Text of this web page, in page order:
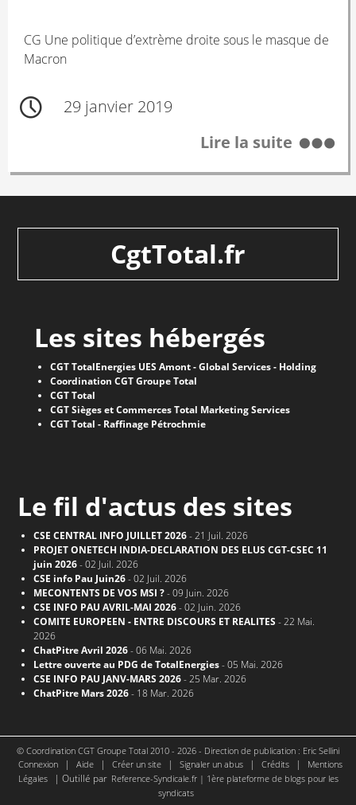
CG Une politique d’extrème droite sous le masque de
Macron
29 janvier 2019
Lire la suite
CgtTotal.fr
Les sites hébergés
CGT TotalEnergies UES Amont - Global Services - Holding
Coordination CGT Groupe Total
CGT Total
CGT Sièges et Commerces Total Marketing Services
CGT Total - Raffinage Pétrochmie
Le fil d'actus des sites
CSE CENTRAL INFO JUILLET 2026- 21 Juil. 2026
PROJET ONETECH INDIA-DECLARATION DES ELUS CGT-CSEC 11
juin 2026- 02 Juil. 2026
CSE info Pau Juin26- 02 Juil. 2026
MECONTENTS DE VOS MSI ?- 09 Juin. 2026
CSE INFO PAU AVRIL-MAI 2026- 02 Juin. 2026
COMITE EUROPEEN - ENTRE DISCOURS ET REALITES - 22 Mai.
2026
ChatPitre Avril 2026- 06 Mai. 2026
Lettre ouverte au PDG de TotalEnergies- 05 Mai. 2026
CSE INFO PAU JANV-MARS 2026- 25 Mar. 2026
ChatPitre Mars 2026- 18 Mar. 2026
© Coordination CGT Groupe Total 2010 - 2026 - Direction de publication : Eric Sellini
Connexion
| Aide | Créer un site | Signaler un abus | Crédits |
Mentions
Légales
| Outillé par Reference-Syndicale.fr | 1ère plateforme de blogs pour les
syndicats